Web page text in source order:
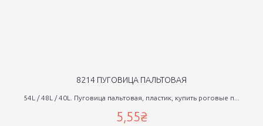
8214 ПУГОВИЦА ПАЛЬТОВАЯ
54L / 48L / 40L. Пуговица пальтовая, пластик, купить роговые п...
5,55₴